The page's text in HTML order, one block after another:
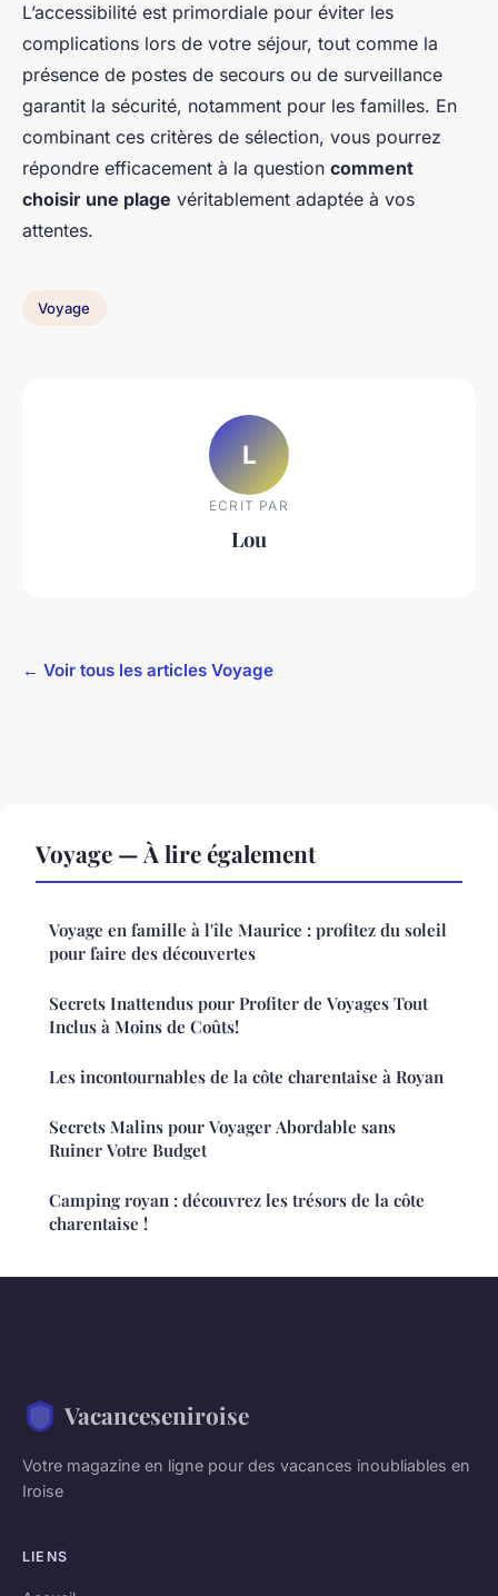
L’accessibilité est primordiale pour éviter les
complications lors de votre séjour, tout comme la
présence de postes de secours ou de surveillance
garantit la sécurité, notamment pour les familles. En
combinant ces critères de sélection, vous pourrez
répondre efficacement à la question comment
choisir une plage véritablement adaptée à vos
attentes.
Voyage
L
ECRIT PAR
Lou
← Voir tous les articles Voyage
Voyage — À lire également
Voyage en famille à l'île Maurice : profitez du soleil
pour faire des découvertes
Secrets Inattendus pour Profiter de Voyages Tout
Inclus à Moins de Coûts!
Les incontournables de la côte charentaise à Royan
Secrets Malins pour Voyager Abordable sans
Ruiner Votre Budget
Camping royan : découvrez les trésors de la côte
charentaise !
Vacanceseniroise
Votre magazine en ligne pour des vacances inoubliables en
Iroise
LIENS